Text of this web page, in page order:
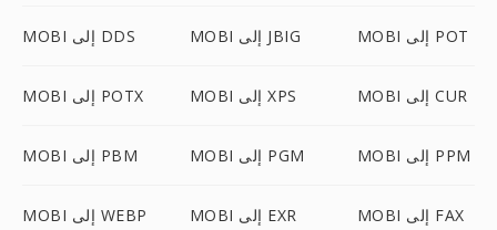
MOBI إلى DDS MOBI إلى JBIG MOBI إلى POT
MOBI إلى POTX MOBI إلى XPS MOBI إلى CUR
MOBI إلى PBM MOBI إلى PGM MOBI إلى PPM
MOBI إلى WEBP MOBI إلى EXR MOBI إلى FAX